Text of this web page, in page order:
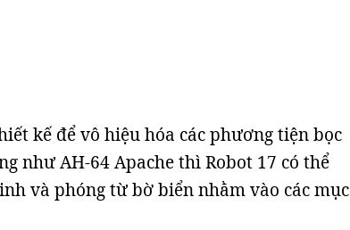
kế để vô hiệu hóa các phương tiện bọc
như AH-64 Apache thì Robot 17 có thể
và phóng từ bờ biển nhằm vào các mục